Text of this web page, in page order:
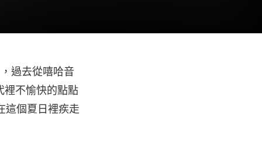
過去從嘻哈音
裡不愉快的點點
這個夏日裡疾走